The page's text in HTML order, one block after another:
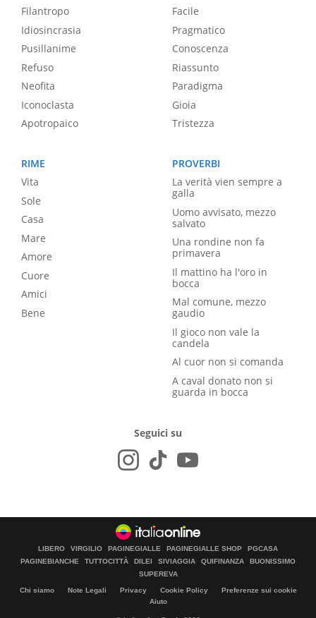
Filantropo
Idiosincrasia
Pusillanime
Refuso
Neofita
Iconoclasta
Apotropaico
Facile
Pragmatico
Conoscenza
Riassunto
Paradigma
Gioia
Tristezza
RIME
Vita
Sole
Casa
Mare
Amore
Cuore
Amici
Bene
PROVERBI
La verità vien sempre a
galla
Uomo avvisato, mezzo
salvato
Una rondine non fa
primavera
Il mattino ha l'oro in
bocca
Mal comune, mezzo
gaudio
Il gioco non vale la
candela
Al cuor non si comanda
A caval donato non si
guarda in bocca
Seguici su
LIBERO VIRGILIO PAGINEGIALLE PAGINEGIALLE SHOP
PGCASA
PAGINEBIANCHE
TUTTOCITTÀ DILEI SIVIAGGIA QUIFINANZA
BUONISSIMO
SUPEREVA
Chi siamo Note Legali Privacy Cookie Policy
Preferenze sui cookie
Aiuto